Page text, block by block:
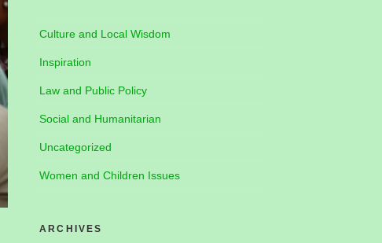
Culture and Local Wisdom
Inspiration
Law and Public Policy
Social and Humanitarian
Uncategorized
Women and Children Issues
ARCHIVES